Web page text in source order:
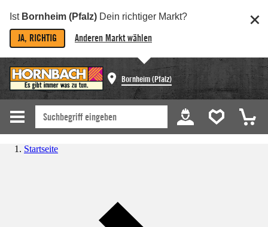
Ist Bornheim (Pfalz) Dein richtiger Markt?
JA, RICHTIG Anderen Markt wählen
Bornheim (Pfalz)
Startseite